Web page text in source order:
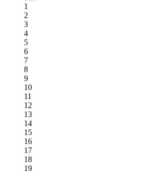
1
2
3
4
5
6
7
8
9
10
11
12
13
14
15
16
17
18
19